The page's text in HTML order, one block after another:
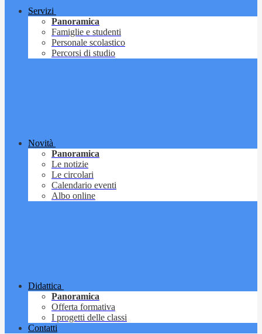
Servizi
Panoramica
Famiglie e studenti
Personale scolastico
Percorsi di studio
Novità
Panoramica
Le notizie
Le circolari
Calendario eventi
Albo online
Didattica
Panoramica
Offerta formativa
I progetti delle classi
Contatti